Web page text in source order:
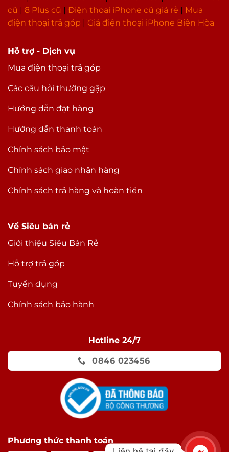
Hỗ trợ - Dịch vụ
Mua điện thoại trả góp
Các câu hỏi thường gặp
Hướng dẫn đặt hàng
Hướng dẫn thanh toán
Chính sách bảo mật
Chính sách giao nhận hàng
Chính sách trả hàng và hoàn tiền
Về Siêu bán rẻ
Giới thiệu Siêu Bán Rẻ
Hỗ trợ trả góp
Tuyển dụng
Chính sách bảo hành
Hotline 24/7
0846 023456
Phương thức thanh toán
cũ | 8 Plus cũ | Điện thoại iPhone cũ giá rẻ | Mua
điện thoại trả góp | Giá điện thoại iPhone Biên Hòa